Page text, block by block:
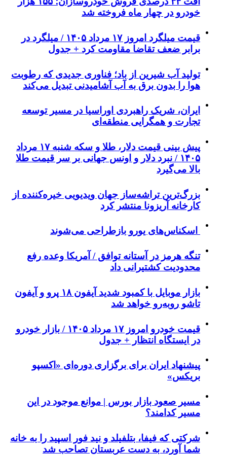
خودرو در چهار ماه فروخته شد
قیمت میلگرد امروز ۱۷ مرداد ۱۴۰۵ / میلگرد در
برابر ضعف تقاضا مقاومت کرد + جدول
تولید آب شیرین از باد؛ فناوری جدیدی که رطوبت
هوا را بدون برق به آب آشامیدنی تبدیل می‌کند
ایران، شریک راهبردی اوراسیا در مسیر توسعه
تجارت و همگرایی منطقه‌ای
پیش ‌بینی قیمت دلار، طلا و سکه شنبه ۱۷ مرداد
۱۴۰۵ / نبرد دلار و اونس جهانی بر سر قیمت طلا
بالا می‌گیرد
بزرگ‌ترین تراشه‌ساز جهان ویدیویی خیره‌کننده از
کارخانه آریزونا منتشر کرد
اسکناس‌های یورو بازطراحی می‌شوند
تنگه هرمز در آستانه توافق / آمریکا وعده رفع
محدودیت کشتیرانی داد
بازار موبایل با کمبود شدید آیفون ۱۸ پرو و آیفون
تاشو روبه‌رو خواهد شد
قیمت خودرو امروز ۱۷ مرداد ۱۴۰۵ / بازار خودرو
در ایستگاه انتظار + جدول
پیشنهاد ایران برای برگزاری دوره‌ای «اکسپو
بریکس»
مسیر صعود بازار بورس | موانع موجود در این
مسیر کدامند؟
شرکتی که فیفا، بتلفیلد و نید فور اسپید را به خانه
شما آورد، به دست عربستان تصاحب شد